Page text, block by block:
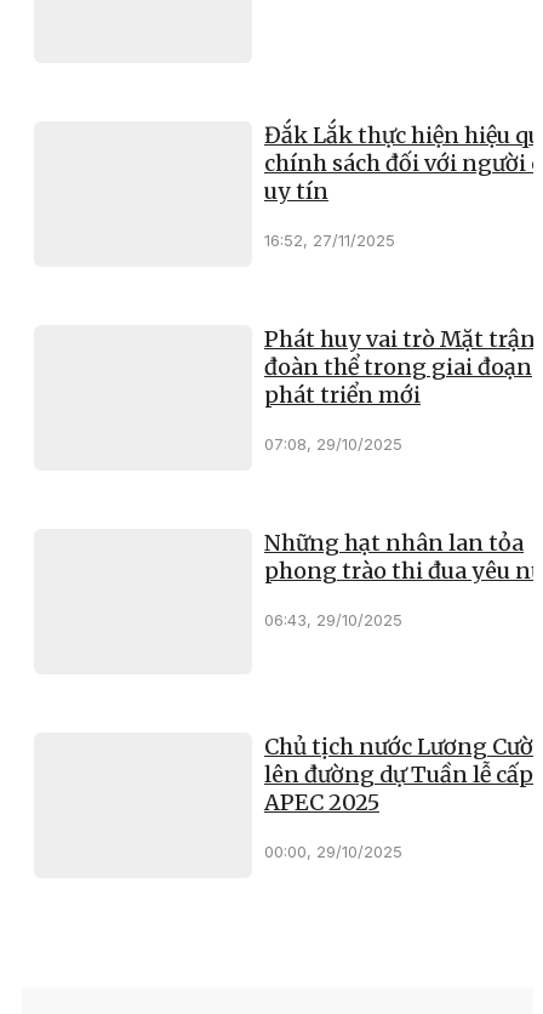
Đắk Lắk thực hiện hiệu
chính sách đối với người
uy tín
16:52, 27/11/2025
Phát huy vai trò Mặt trận
đoàn thể trong giai đoạn
phát triển mới
07:08, 29/10/2025
Những hạt nhân lan tỏa
phong trào thi đua yêu
06:43, 29/10/2025
Chủ tịch nước Lương
lên đường dự Tuần lễ cấp
APEC 2025
00:00, 29/10/2025